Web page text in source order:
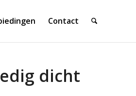
Contact
dicht